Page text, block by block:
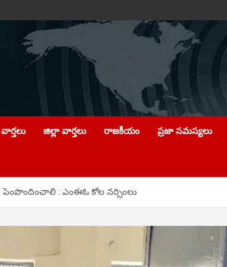
జిల్లా వార్తలు రాజకీయం ప్రజా సమస్యలు
పెంపొందించాలి : ఎంఈఓ కోల నర్సింలు